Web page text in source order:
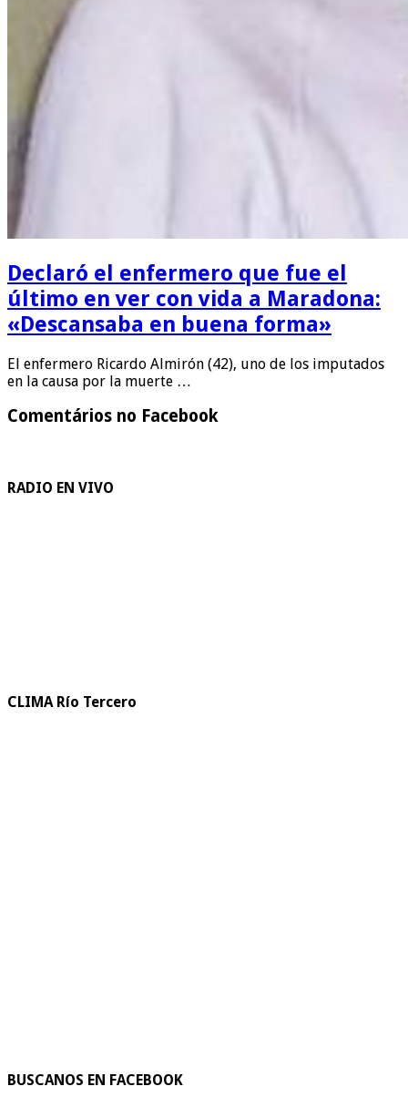
Declaró el enfermero que fue el
último en ver con vida a Maradona:
«Descansaba en buena forma»
El enfermero Ricardo Almirón (42), uno de los imputados
en la causa por la muerte …
Comentários no Facebook
RADIO EN VIVO
CLIMA Río Tercero
BUSCANOS EN FACEBOOK